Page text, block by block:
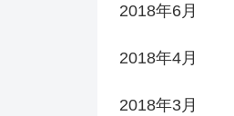
2018年6月
2018年4月
2018年3月